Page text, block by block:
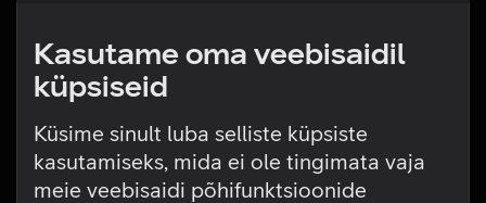
Kasutame oma veebisaidil
küpsiseid
Küsime sinult luba selliste küpsiste
kasutamiseks, mida ei ole tingimata vaja
meie veebisaidi põhifunktsioonide
Tehniline viga